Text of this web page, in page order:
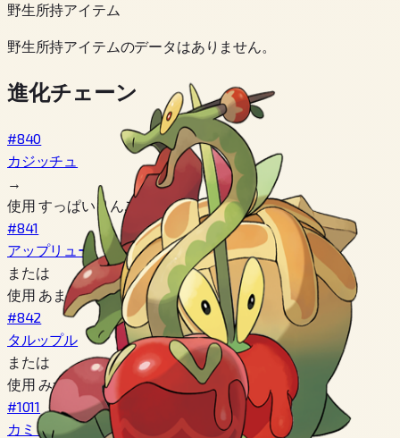
野生所持アイテム
野生所持アイテムのデータはありません。
進化チェーン
#840
カジッチュ
→
使用 すっぱいりんご
#841
アップリュー
または
使用 あまーいりんご
#842
タルップル
または
使用 みついりりんご
#1011
カミッチュ